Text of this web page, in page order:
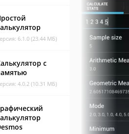
6.1.0 (23.44 МБ)
с
4.0.2 (10.31 МБ)